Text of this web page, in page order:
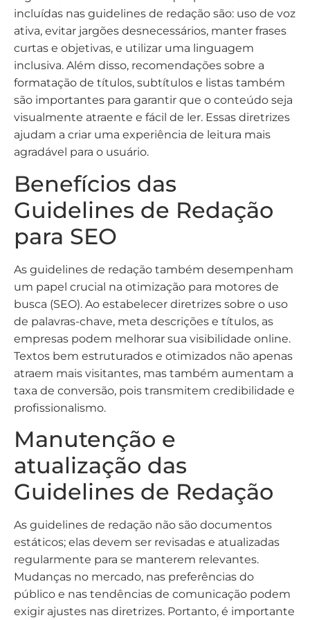
incluídas nas guidelines de redação são: uso de voz
ativa, evitar jargões desnecessários, manter frases
curtas e objetivas, e utilizar uma linguagem
inclusiva. Além disso, recomendações sobre a
formatação de títulos, subtítulos e listas também
são importantes para garantir que o conteúdo seja
visualmente atraente e fácil de ler. Essas diretrizes
ajudam a criar uma experiência de leitura mais
agradável para o usuário.
Benefícios das
Guidelines de Redação
para SEO
As guidelines de redação também desempenham
um papel crucial na otimização para motores de
busca (SEO). Ao estabelecer diretrizes sobre o uso
de palavras-chave, meta descrições e títulos, as
empresas podem melhorar sua visibilidade online.
Textos bem estruturados e otimizados não apenas
atraem mais visitantes, mas também aumentam a
taxa de conversão, pois transmitem credibilidade e
profissionalismo.
Manutenção e
atualização das
Guidelines de Redação
As guidelines de redação não são documentos
estáticos; elas devem ser revisadas e atualizadas
regularmente para se manterem relevantes.
Mudanças no mercado, nas preferências do
público e nas tendências de comunicação podem
exigir ajustes nas diretrizes. Portanto, é importante